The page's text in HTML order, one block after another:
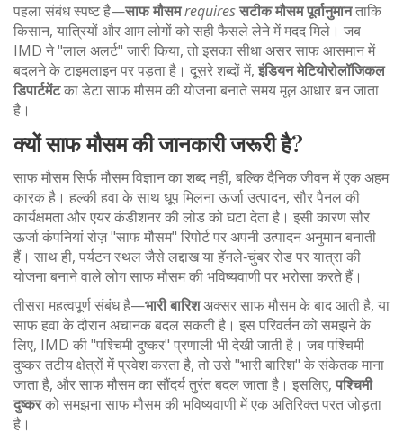
पहला संबंध स्पष्ट है—साफ मौसमrequiresसटीक मौसम पूर्वानुमानताकि
किसान, यात्रियों और आम लोगों को सही फैसले लेने में मदद मिले। जब
IMD ने "लाल अलर्ट" जारी किया, तो इसका सीधा असर साफ आसमान में
बदलने के टाइमलाइन पर पड़ता है। दूसरे शब्दों में,इंडियन मेटियोरोलॉजिकल
डिपार्टमेंटका डेटा साफ मौसम की योजना बनाते समय मूल आधार बन जाता
है।
क्यों साफ मौसम की जानकारी जरूरी है?
साफ मौसम सिर्फ मौसम विज्ञान का शब्द नहीं, बल्कि दैनिक जीवन में एक अहम
कारक है। हल्की हवा के साथ धूप मिलना ऊर्जा उत्पादन, सौर पैनल की
कार्यक्षमता और एयर कंडीशनर की लोड को घटा देता है। इसी कारण सौर
ऊर्जा कंपनियां रोज़ "साफ मौसम" रिपोर्ट पर अपनी उत्पादन अनुमान बनाती
हैं। साथ ही, पर्यटन स्थल जैसे लद्दाख या हॅनले‑चुंबर रोड पर यात्रा की
योजना बनाने वाले लोग साफ मौसम की भविष्यवाणी पर भरोसा करते हैं।
तीसरा महत्वपूर्ण संबंध है—भारी बारिशअक्सर साफ मौसम के बाद आती है, या
साफ हवा के दौरान अचानक बदल सकती है। इस परिवर्तन को समझने के
लिए, IMD की "पश्चिमी दुष्कर" प्रणाली भी देखी जाती है। जब पश्चिमी
दुष्कर तटीय क्षेत्रों में प्रवेश करता है, तो उसे "भारी बारिश" के संकेतक माना
जाता है, और साफ मौसम का सौंदर्य तुरंत बदल जाता है। इसलिए,पश्चिमी
दुष्करको समझना साफ मौसम की भविष्यवाणी में एक अतिरिक्त परत जोड़ता
है।